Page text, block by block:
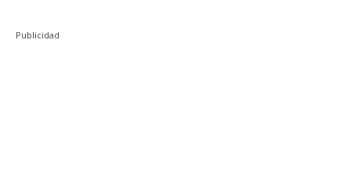
Publicidad